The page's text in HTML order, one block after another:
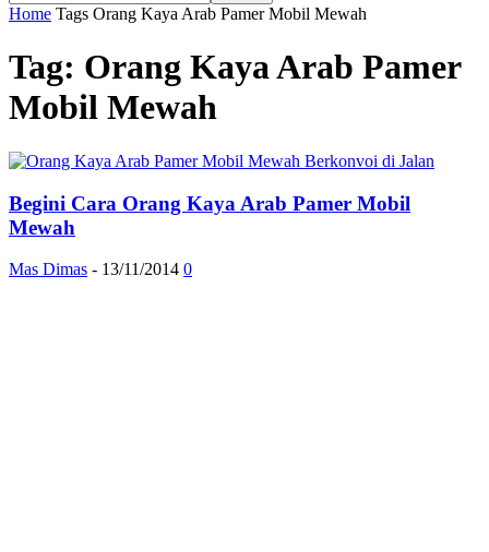
Home Tags Orang Kaya Arab Pamer Mobil Mewah
Tag: Orang Kaya Arab Pamer
Mobil Mewah
Begini Cara Orang Kaya Arab Pamer Mobil
Mewah
Mas Dimas - 13/11/2014 0